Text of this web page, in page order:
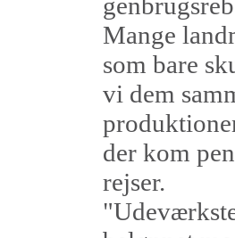
Mange
som bare
vi dem
der kom
rejser.